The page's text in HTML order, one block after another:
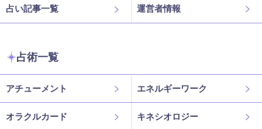
占い記事一覧 運営者情報
占術一覧
アチューメント エネルギーワーク
オラクルカード キネシオロジー